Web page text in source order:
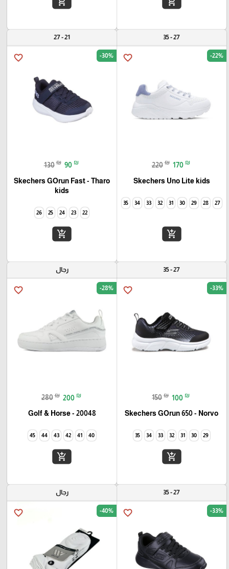
27 - 35
favorite_border -22%
220 ₪ 170 ₪
Skechers Uno Lite kids
27
28
29
30
31
32
33
34
35
add_shopping_cart
21 - 27
favorite_border -30%
130 ₪ 90 ₪
Skechers GOrun Fast - Tharo
kids
22
23
24
25
26
add_shopping_cart
27 - 35
favorite_border -33%
150 ₪ 100 ₪
Skechers GOrun 650 - Norvo
29
30
31
32
33
34
35
add_shopping_cart
رجال
favorite_border -28%
280 ₪ 200 ₪
Golf & Horse - 20048
40
41
42
43
44
45
add_shopping_cart
27 - 35
favorite_border -33%
رجال
favorite_border -40%